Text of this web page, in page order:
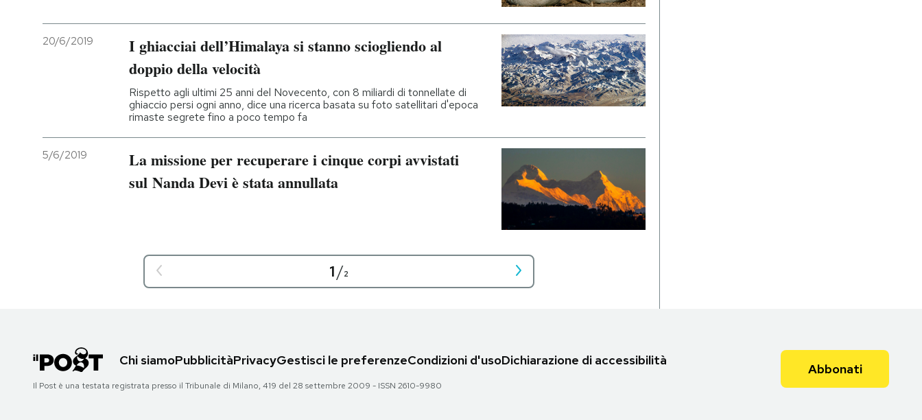
20/6/2019
I ghiacciai dell’Himalaya si stanno sciogliendo al
doppio della velocità
Rispetto agli ultimi 25 anni del Novecento, con 8 miliardi di tonnellate di
ghiaccio persi ogni anno, dice una ricerca basata su foto satellitari d'epoca
rimaste segrete fino a poco tempo fa
5/6/2019
La missione per recuperare i cinque corpi avvistati
sul Nanda Devi è stata annullata
1/2
Chi siamoPubblicitàPrivacyGestisci le preferenzeCondizioni d'usoDichiarazione di accessibilità
Il Post è una testata registrata presso il Tribunale di Milano, 419 del 28 settembre 2009 - ISSN 2610-9980
Abbonati